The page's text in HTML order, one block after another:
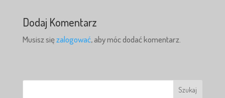
Dodaj Komentarz
Musisz sięzalogować, aby móc dodać komentarz.